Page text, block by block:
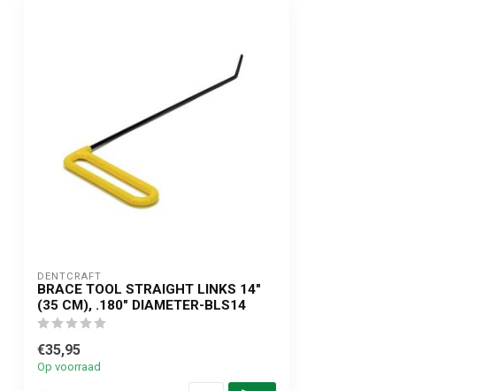
DENTCRAFT
BRACE TOOL STRAIGHT LINKS 14"
(35 CM), .180" DIAMETER-BLS14
€35,95
Op voorraad